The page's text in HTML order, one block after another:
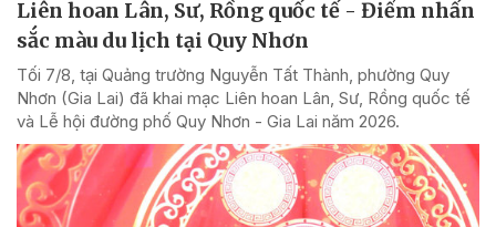
Liên hoan Lân, Sư, Rồng quốc tế - Điểm nhấn
sắc màu du lịch tại Quy Nhơn
Tối 7/8, tại Quảng trường Nguyễn Tất Thành, phường Quy
Nhơn (Gia Lai) đã khai mạc Liên hoan Lân, Sư, Rồng quốc tế
và Lễ hội đường phố Quy Nhơn - Gia Lai năm 2026.